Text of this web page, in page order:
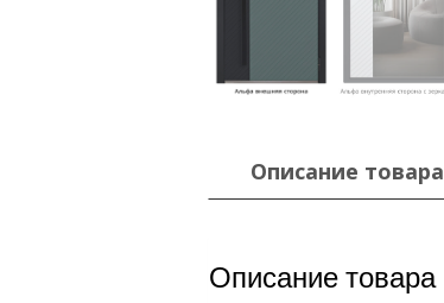
Описание товара
Описание товара